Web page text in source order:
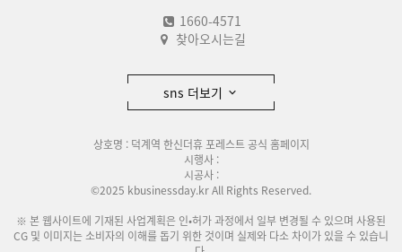
1660-4571
찾아오시는길
sns 더보기
상호명 : 덕계역 한신더휴 포레스트 공식 홈페이지
시행사 :
시공사 :
©2025 kbusinessday.kr All Rights Reserved.
※ 본 웹사이트에 기재된 사업계획은 인•허가 과정에서 일부 변경될 수 있으며 사용된
CG 및 이미지는 소비자의 이해를 돕기 위한 것이며 실제와 다소 차이가 있을 수 있습니